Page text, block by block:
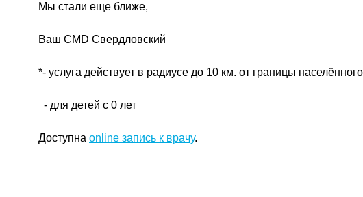
Мы стали еще ближе,
Ваш CMD Свердловский
*- услуга действует в радиусе до 10 км. от границы
- для детей с 0 лет
Доступна online запись к врачу.